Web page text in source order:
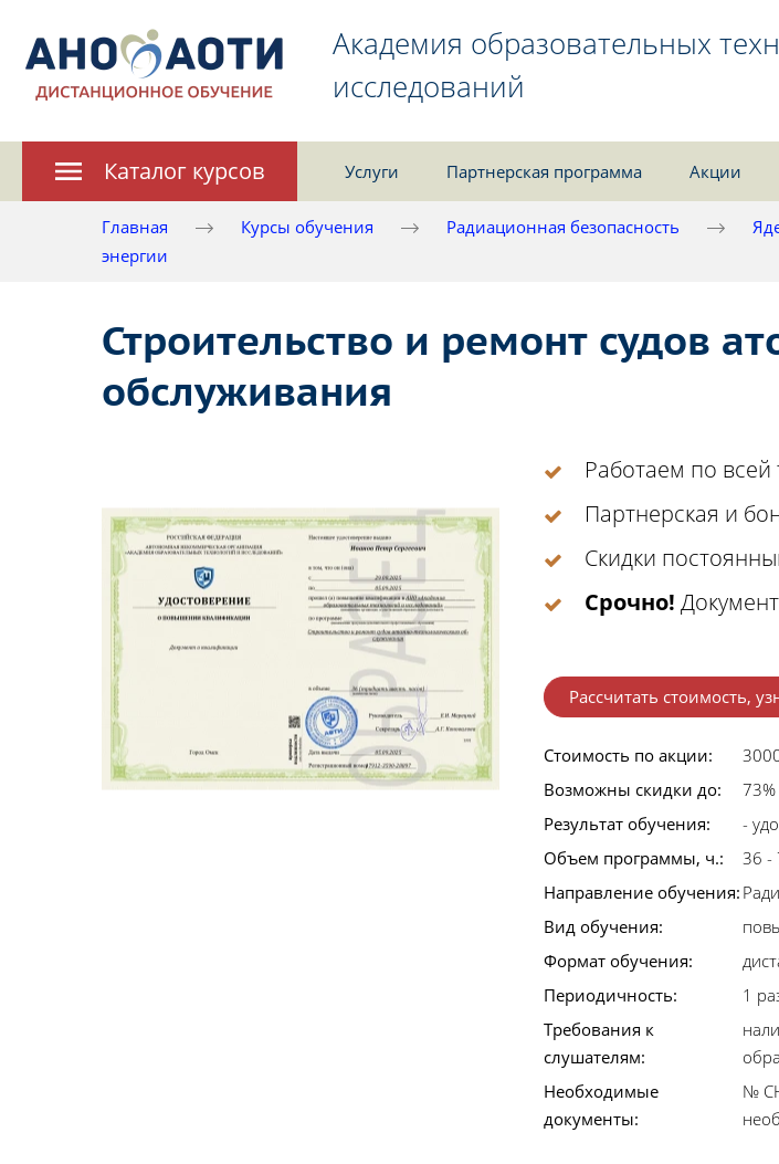
Академия образовательных
исследований
Каталог курсов Услуги Партнерская программа Акции
Главная Курсы обучения Радиационная безопасность
энергии
Строительство и ремонт судов
обслуживания
Работаем по
Партнерская и
Скидки
Срочно!
Рассчитать стоимость,
Стоимость по акции:
Возможны скидки до:
73%
Результат обучения:
-
Объем программы, ч.:
36 -
Направление обучения:
Вид обучения:
Формат обучения:
Периодичность:
1
Требования к
слушателям:
Необходимые
документы:
№